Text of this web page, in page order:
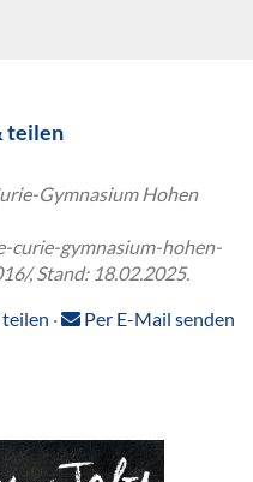
teilen
Gymnasium Hohen
curie-gymnasium-hohen-
, Stand: 18.02.2025.
· Per E-Mail senden